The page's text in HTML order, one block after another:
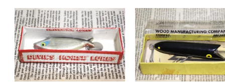
■2025/1/13ストーム＆コ
た。希少ルアーも含まれま
■2025/1/9ボックス＆バッ
した。ご検討ください。